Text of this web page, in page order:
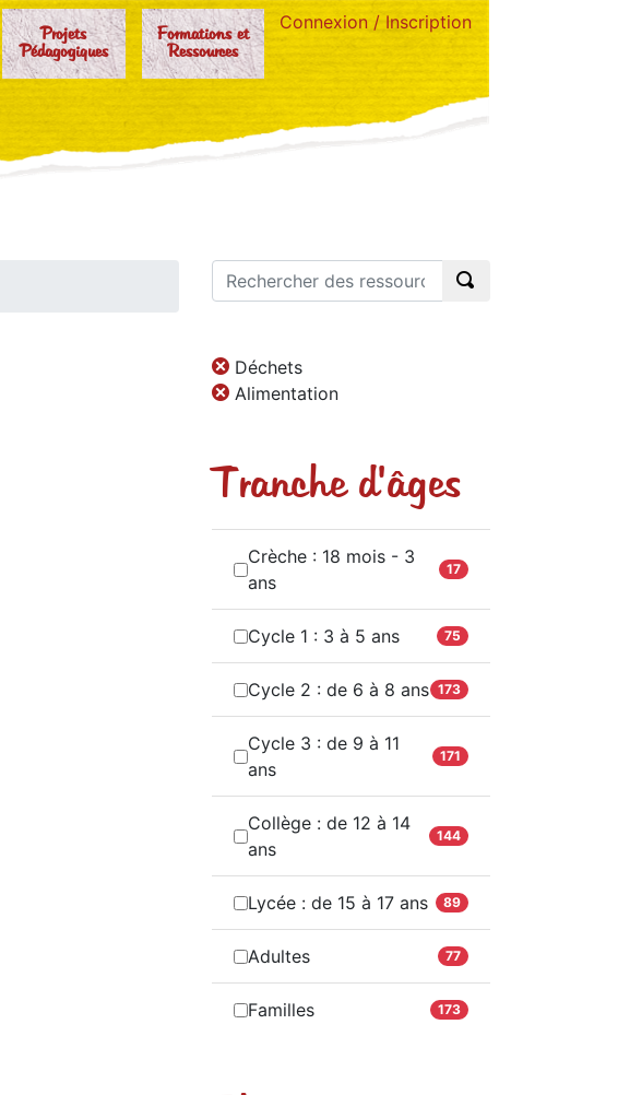
Projets
Pédagogiques
Formations et
Ressources
Connexion / Inscription
Déchets
Alimentation
Tranche d'âges
Crèche : 18 mois - 3
ans
17
Cycle 1 : 3 à 5 ans 75
Cycle 2 : de 6 à 8 ans 173
Cycle 3 : de 9 à 11
ans
171
Collège : de 12 à 14
ans
144
Lycée : de 15 à 17 ans 89
Adultes 77
Familles 173